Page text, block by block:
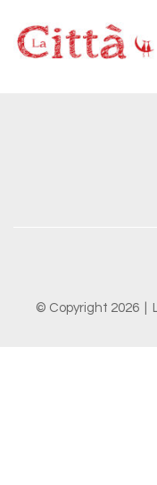
© Copyright 2026 |